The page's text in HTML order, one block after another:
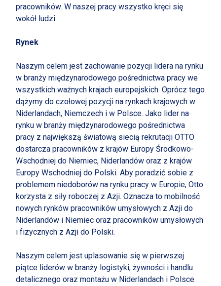
pracowników. W naszej pracy wszystko kręci się
wokół ludzi.
Rynek
Naszym celem jest zachowanie pozycji lidera na rynku
w branży międzynarodowego pośrednictwa pracy we
wszystkich ważnych krajach europejskich. Oprócz tego
dążymy do czołowej pozycji na rynkach krajowych w
Niderlandach, Niemczech i w Polsce. Jako lider na
rynku w branży międzynarodowego pośrednictwa
pracy z największą światową siecią rekrutacji OTTO
dostarcza pracowników z krajów Europy Środkowo-
Wschodniej do Niemiec, Niderlandów oraz z krajów
Europy Wschodniej do Polski. Aby poradzić sobie z
problemem niedoborów na rynku pracy w Europie, Otto
korzysta z siły roboczej z Azji. Oznacza to mobilność
nowych rynków pracowników umysłowych z Azji do
Niderlandów i Niemiec oraz pracowników umysłowych
i fizycznych z Azji do Polski.
Naszym celem jest uplasowanie się w pierwszej
piątce liderów w branży logistyki, żywności i handlu
detalicznego oraz montażu w Niderlandach i Polsce